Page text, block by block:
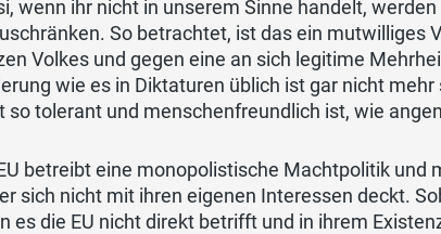
wenn ihr nicht in unserem Sinne handelt,
So betrachtet, ist das ein mutwilliges
Volkes und gegen eine an sich legitime
wie es in Diktaturen üblich ist gar nicht
so tolerant und menschenfreundlich ist, wie
betreibt eine monopolistische Machtpolitik und
sich nicht mit ihren eigenen Interessen deckt.
es die EU nicht direkt betrifft und in ihrem